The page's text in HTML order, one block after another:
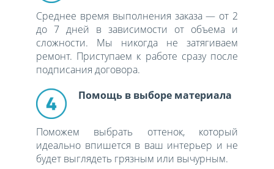
Среднее время выполнения заказа — от 2
до 7 дней в зависимости от объема и
сложности. Мы никогда не затягиваем
ремонт. Приступаем к работе сразу после
подписания договора.
Помощь в выборе материала
Поможем выбрать оттенок, который
идеально впишется в ваш интерьер и не
будет выглядеть грязным или вычурным.